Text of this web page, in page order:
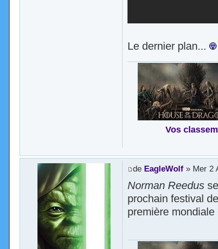
Le dernier plan...
Vos
de EagleWolf» Mer 2
Norman Reedus
prochain festival
première